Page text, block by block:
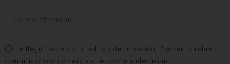
He llegit i accepto la política de privacitat. Consento rebre